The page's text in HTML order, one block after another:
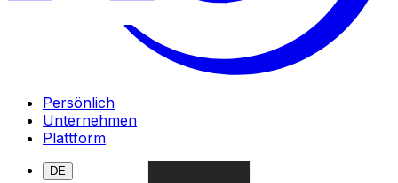
Persönlich
Unternehmen
Plattform
DE